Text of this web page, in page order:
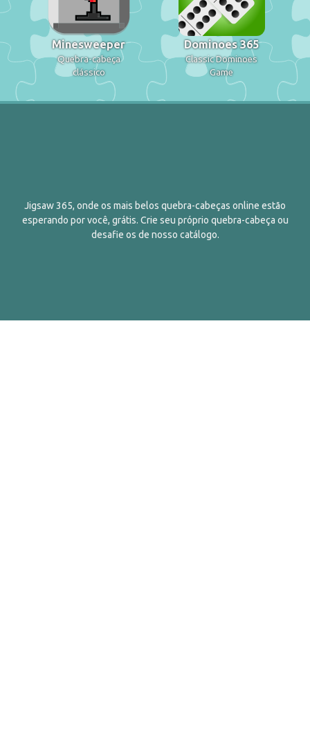
Minesweeper
Quebra-cabeça
clássico
Dominoes 365
Classic Dominoes
Game
Jigsaw 365, onde os mais belos quebra-cabeças online estão
esperando por você, grátis. Crie seu próprio quebra-cabeça ou
desafie os de nosso catálogo.